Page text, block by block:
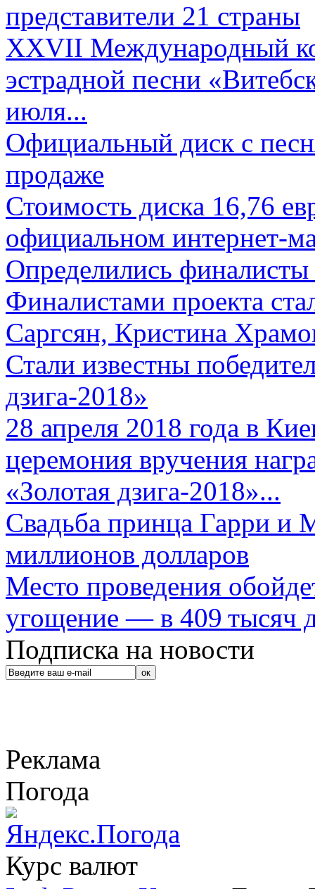
представители 21 страны
XXVII Международный
эстрадной песни
июля...
Официальный диск с
продаже
Стоимость диска 16,76
официальном интернет-
Определились
Финалистами проекта
Саргсян, Кристина
Стали известны
дзига-2018»
28 апреля 2018 года в
церемония вручения
«Золотая дзига-2018»...
Свадьба принца Гарри и
миллионов долларов
Место проведения
угощение — в 409 тысяч
Подписка на новости
Реклама
Погода
Курс валют